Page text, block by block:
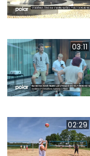
03:11
02:29